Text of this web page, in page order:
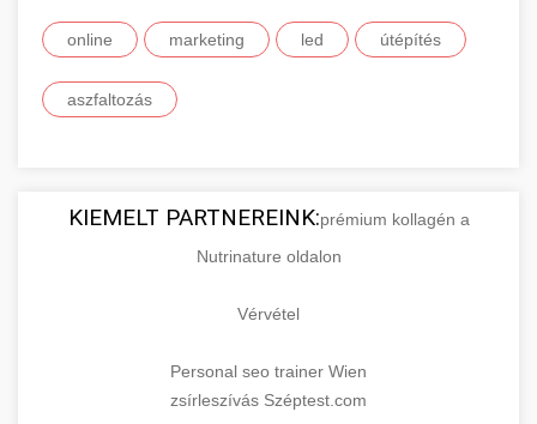
online marketing led útépítés
aszfaltozás
KIEMELT PARTNEREINK:prémium kollagén a
Nutrinature oldalon
Vérvétel
Personal seo trainer Wien
zsírleszívás Széptest.com